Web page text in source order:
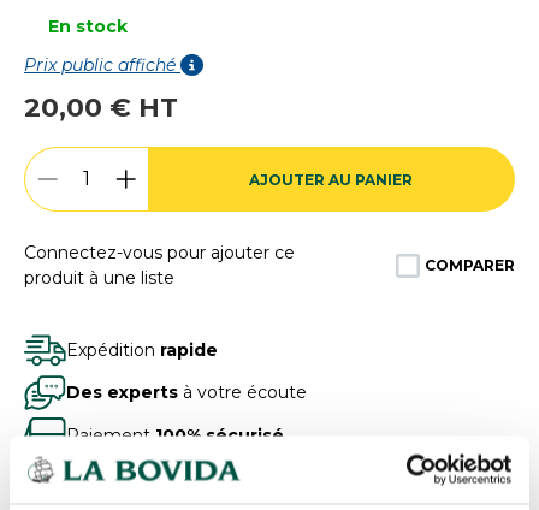
En stock
Prix public affiché
20,00 € HT
AJOUTER AU PANIER
Connectez-vous pour ajouter ce
produit à une liste
COMPARER
Expédition rapide
Des experts à votre écoute
Paiement 100% sécurisé
Devisgratuits